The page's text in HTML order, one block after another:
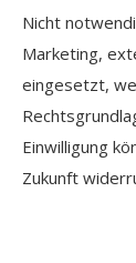
Nicht
Marketing,
eingesetzt,
Einwilligung
Zukunft